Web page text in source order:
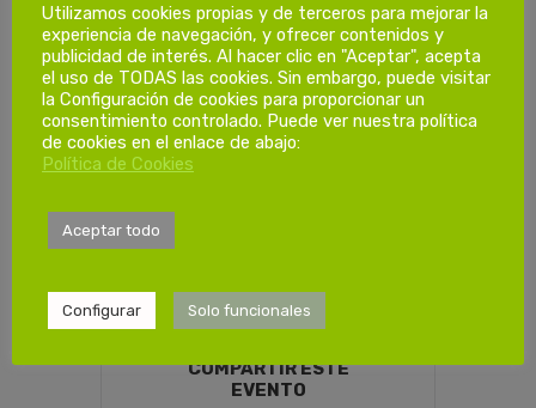
Dias de
formación.
1ª Sesión
Sábado 27/09/2025
COMPARTIR ESTE
EVENTO
Utilizamos cookies propias y de terceros para mejorar la
experiencia de navegación, y ofrecer contenidos y
publicidad de interés. Al hacer clic en "Aceptar", acepta
el uso de TODAS las cookies. Sin embargo, puede visitar
la Configuración de cookies para proporcionar un
consentimiento controlado. Puede ver nuestra política
de cookies en el enlace de abajo:
Política de Cookies
Aceptar todo
Configurar Solo funcionales